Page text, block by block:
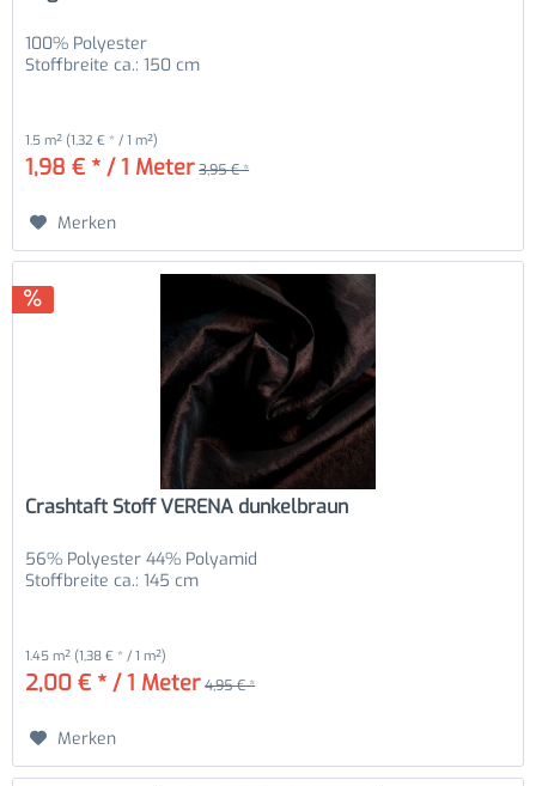
100% Polyester
Stoffbreite ca.: 150 cm
1.5 m² (1,32 € * / 1 m²)
1,98 € * / 1 Meter 3,95 € *
Merken
Crashtaft Stoff VERENA dunkelbraun
56% Polyester 44% Polyamid
Stoffbreite ca.: 145 cm
1.45 m² (1,38 € * / 1 m²)
2,00 € * / 1 Meter 4,95 € *
Merken